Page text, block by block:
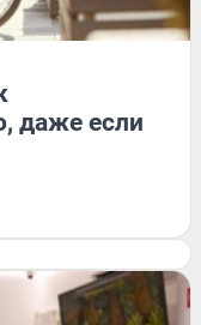
даже если